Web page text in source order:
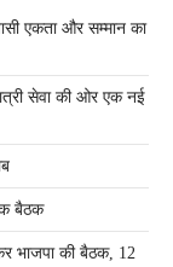
एकता और सम्मान का
सेवा की ओर एक नई
बैठक
भाजपा की बैठक, 12